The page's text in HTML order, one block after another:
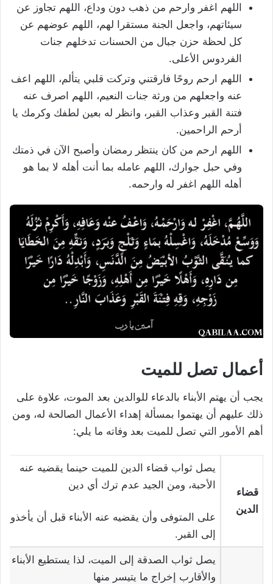
اللهم اغفر وارحم من ذهب دون وداع، اللهم تجاوز عن
سيئاتهم، واجعل الجنة مستقرا لهم، اللهم عوضهم عن
كل لحظة حزن جبال من الحسنات تدخلهم جنات
الفردوس الأعلى.
اللهم ارحم روحًا فارقتني وتركت قلبي يتألم، اللهم اعف
عنه واجعلهم من ورثة جنات النعيم، اللهم اصرف عنه
فتنة القبر وعذاب القبر، وانظر له بعين لطفك وكرمك يا
أرحم الراحمين.
اللهم ارحم من كان ينتظر رمضان وأصبح الآن في ذمتك
وفي حبل جوارك، اللهم عامله بما أنت أهله لا بما هو
أهله اللهم اغفر له وارحمه.
أعمال تصل للميت
يجب أن يهتم الأبناء بالدعاء للوالدين بعد الموت، علاوة على
ذلك عليهم أن يهتموا بمسألة إهداء الأعمال الصالحة له، ومن
أهم الأمور التي تصل للميت بعد وفاته ما يلي:
قضاء
الدين
يصل ثواب قضاء الدين للميت حينما يقضيه عنه
الأحبة، ومن الجيد عدم ترك أي دين
على المتوفى وأن يقضيه عنه الأبناء قبل أن يأخذوه
إلى القبر.
يصل ثواب الصدقة إلى الميت، لذا يستطيع الأبناء
والأقارب إخراج ما يتيسر منها